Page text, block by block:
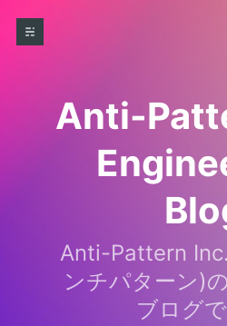
Anti-
Anti-Pattern
ンチパターン)
ブログで